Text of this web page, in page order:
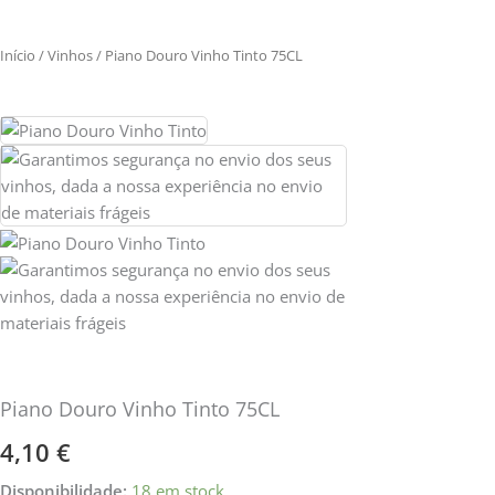
Início /Vinhos/ Piano Douro Vinho Tinto 75CL
Piano Douro Vinho Tinto 75CL
4,10 €
Disponibilidade: 18 em stock
Quantidade